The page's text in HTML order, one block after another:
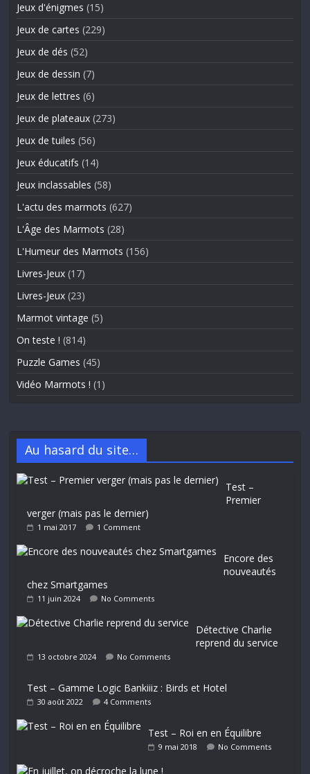
Jeux d'énigmes (15)
Jeux de cartes (229)
Jeux de dés (52)
Jeux de dessin (7)
Jeux de lettres (6)
Jeux de plateaux (273)
Jeux de tuiles (56)
Jeux éducatifs (14)
Jeux inclassables (58)
L'actu des marmots (627)
L'Âge des Marmots (28)
L'Humeur des Marmots (156)
Livres-Jeux (17)
Livres-Jeux (23)
Marmot vintage (5)
On teste ! (814)
Puzzle Games (45)
Vidéo Marmots ! (1)
Au hasard du site…
Test –
Premier
verger (mais pas le dernier)
1 mai 2017 1 Comment
Encore des
nouveautés
chez Smartgames
11 juin 2024 No Comments
Détective Charlie
reprend du service
13 octobre 2024 No Comments
Test – Gamme Logic Bankiiiz : Birds et Hotel
30 août 2022 4 Comments
Test – Roi en en Équilibre
9 mai 2018 No Comments